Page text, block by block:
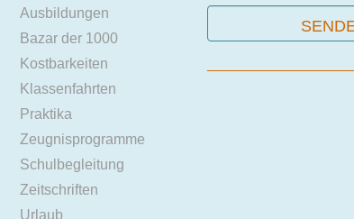
Ausbildungen
Bazar der 1000
Kostbarkeiten
Klassenfahrten
Praktika
Zeugnisprogramme
Schulbegleitung
Zeitschriften
Urlaub